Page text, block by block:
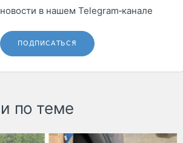
в нашем Telegram‑канале
ПОДПИСАТЬСЯ
по теме